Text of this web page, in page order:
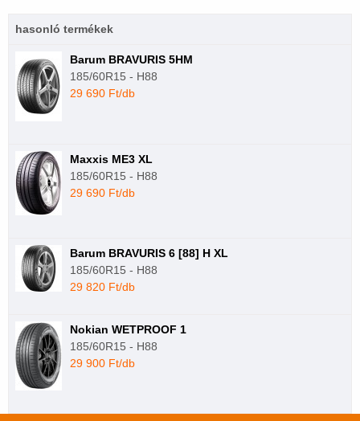
hasonló termékek
Barum BRAVURIS 5HM
185/60R15 - H88
29 690 Ft/db
Maxxis ME3 XL
185/60R15 - H88
29 690 Ft/db
Barum BRAVURIS 6 [88] H XL
185/60R15 - H88
29 820 Ft/db
Nokian WETPROOF 1
185/60R15 - H88
29 900 Ft/db